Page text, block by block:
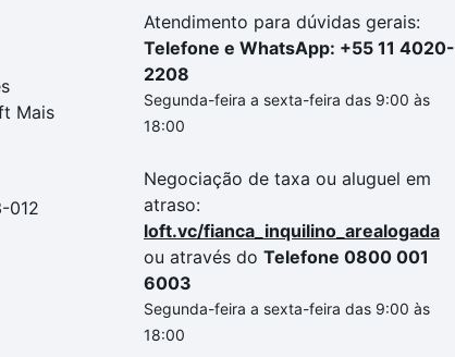
Mais
012
Atendimento para dúvidas gerais:
Telefone e WhatsApp: +55 11 4020-
2208
Segunda-feira a sexta-feira das 9:00 às
18:00
Negociação de taxa ou aluguel em
atraso:
loft.vc/fianca_inquilino_arealogada
ou através do Telefone 0800 001
6003
Segunda-feira a sexta-feira das 9:00 às
18:00